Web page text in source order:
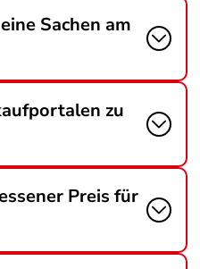
Sachen am
zu
Preis für